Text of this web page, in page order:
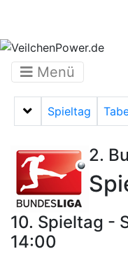
Menü
Menü auf-/
Spieltag
2.
10. Spieltag -
14:00